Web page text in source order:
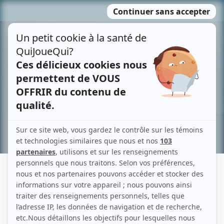
MENU
contenu
Recherche avancée »
GIANI ESPOSITO
Liens
Fiche de Giani Esposito sur Showbizz.net